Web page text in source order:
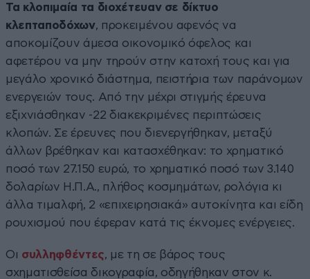
Τα κλοπιμαία τα διοχέτευαν σε δίκτυο
κλεπταποδόχων, προκειμένου αφενός να
αποκομίζουν άμεσα οικονομικό όφελος και
αφετέρου να μην τηρούν στην κατοχή τους και για
μεγάλο χρονικό διάστημα, πειστήρια των παράνομων
ενεργειών τους. Από την μέχρι στιγμής έρευνα
εξιχνιάσθηκαν -22 διακεκριμένες περιπτώσεις
κλοπών. Σε έρευνες που διενεργήθηκαν, μεταξύ
άλλων βρέθηκαν και κατασχέθηκαν: το χρηματικό
ποσό των 27.150 ευρώ, το χρηματικό ποσό των 3.140
δολαρίων Η.Π.Α., πλήθος κοσμημάτων, ρολόγια κι
άλλα τιμαλφή, 2 «επιχειρησιακά» αυτοκίνητα και είδη
ρουχισμού που έφεραν κατά τις έκνομες ενέργειες.
Οι συλληφθέντες, με τη σε βάρος τους
σχηματισθείσα δικογραφία, οδηγήθηκαν στον κ.